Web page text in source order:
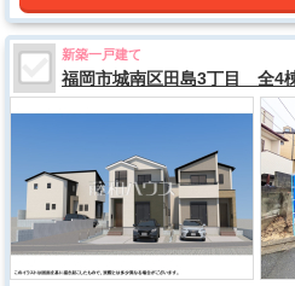
新築一戸建て
福岡市城南区田島3丁目 全4